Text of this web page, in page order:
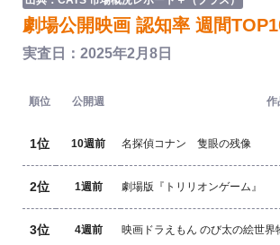
劇場公開映画 認知率 週間
実査日：2025年2月8日
順位 公開週 作
1位 10週前 名探偵コナン 隻眼の残像
2位 1週前 劇場版『トリリオンゲーム』
3位 4週前 映画ドラえもん のび太の絵世界